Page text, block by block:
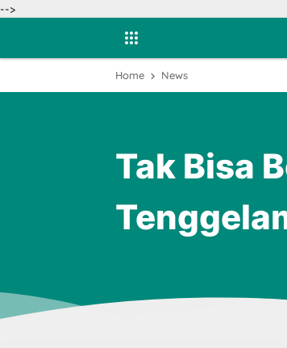
-->
Home News
Tak Bisa